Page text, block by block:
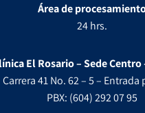
Área de
24 hrs.
El Rosario – Sede
Carrera 41 No. 62 – 5 –
PBX: (604) 292 07 95